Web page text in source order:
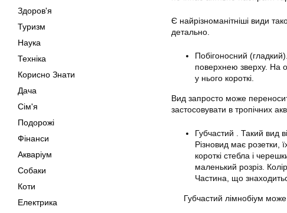
Здоров'я
Туризм
Наука
Техніка
Корисно Знати
Дача
Сім'я
Подорожі
Фінанси
Акваріум
Собаки
Коти
Електрика
Є найрізноманітніші види
детально.
Побігоносний
поверхнею зверху. На
у нього короткі.
Вид запросто може
застосовувати в тропічних
Губчастий . Такий вид
Різновид має розетки,
короткі стебла і
маленький розріз.
Частина, що
Губчастий лімнобіум може